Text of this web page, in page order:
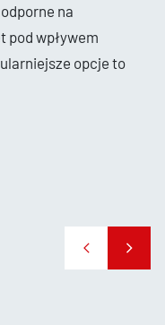
na
pod wpływem
opcje to